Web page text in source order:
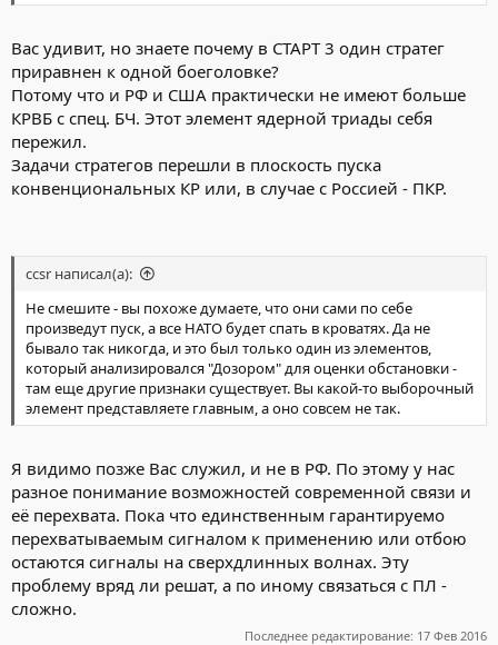
Вас удивит, но знаете почему в СТАРТ 3 один стратег
приравнен к одной боеголовке?
Потому что и РФ и США практически не имеют больше
КРВБ с спец. БЧ. Этот элемент ядерной триады себя
пережил.
Задачи стратегов перешли в плоскость пуска
конвенциональных КР или, в случае с Россией - ПКР.
ccsr написал(а):
Не смешите - вы похоже думаете, что они сами по себе
произведут пуск, а все НАТО будет спать в кроватях. Да не
бывало так никогда, и это был только один из элементов,
который анализировался "Дозором" для оценки обстановки -
там еще другие признаки существует. Вы какой-то выборочный
элемент представляете главным, а оно совсем не так.
Я видимо позже Вас служил, и не в РФ. По этому у нас
разное понимание возможностей современной связи и
её перехвата. Пока что единственным гарантируемо
перехватываемым сигналом к применению или отбою
остаются сигналы на сверхдлинных волнах. Эту
проблему вряд ли решат, а по иному связаться с ПЛ -
сложно.
Последнее редактирование: 17 Фев 2016